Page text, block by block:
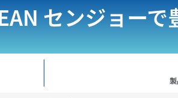
センジョーで